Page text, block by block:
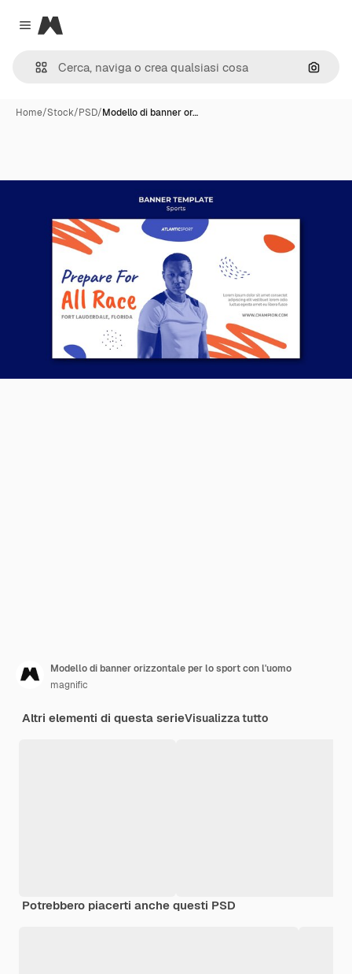
Close menu
Magnific
Cerca
Home/Stock/PSD/Modello di banner or…
Modello di banner orizzontale per lo sport con l'uomo
magnific
Altri elementi di questa serieVisualizza tutto
Potrebbero piacerti anche questi PSD